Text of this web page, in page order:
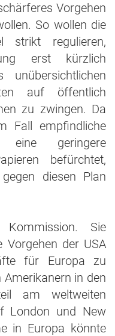
Vorgehen
So wollen die
strikt regulieren,
erst kürzlich
unübersichtlichen
auf öffentlich
zu zwingen. Da
Fall empfindliche
eine geringere
befürchtet,
diesen Plan
Sie
Vorgehen der USA
für Europa zu
in den
am weltweiten
London und New
in Europa könnte